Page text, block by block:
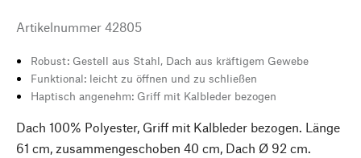
Artikelnummer 42805
Robust: Gestell aus Stahl, Dach aus kräftigem Gewebe
Funktional: leicht zu öffnen und zu schließen
Haptisch angenehm: Griff mit Kalbleder bezogen
Dach 100% Polyester, Griff mit Kalbleder bezogen. Länge
61 cm, zusammengeschoben 40 cm, Dach Ø 92 cm.